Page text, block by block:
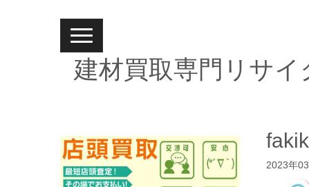
N
a
v
i
g
建材買取専門リサ
2023年